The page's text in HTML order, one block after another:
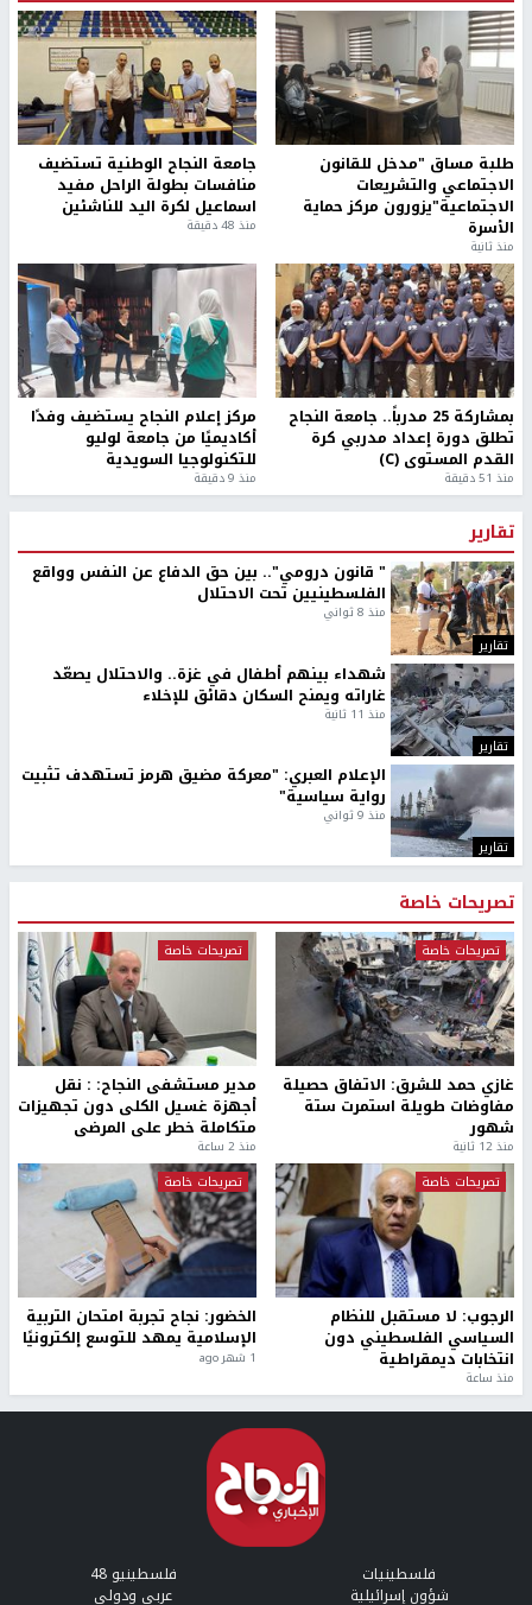
طلبة مساق "مدخل للقانون
الاجتماعي والتشريعات
الاجتماعية"يزورون مركز حماية
الأسرة
منذ ثانية
جامعة النجاح الوطنية تستضيف
منافسات بطولة الراحل مفيد
اسماعيل لكرة اليد للناشئين
منذ 48 دقيقة
بمشاركة 25 مدرباً.. جامعة النجاح
تطلق دورة إعداد مدربي كرة
القدم المستوى (C)
منذ 51 دقيقة
مركز إعلام النجاح يستضيف وفدًا
أكاديميًا من جامعة لوليو
للتكنولوجيا السويدية
منذ 9 دقيقة
تقارير
تقارير
" قانون درومي".. بين حق الدفاع عن النفس وواقع
الفلسطينيين تحت الاحتلال
منذ 8 ثواني
تقارير
شهداء بينهم أطفال في غزة.. والاحتلال يصعّد
غاراته ويمنح السكان دقائق للإخلاء
منذ 11 ثانية
تقارير
الإعلام العبري: "معركة مضيق هرمز تستهدف تثبيت
رواية سياسية"
منذ 9 ثواني
تصريحات خاصة
تصريحات خاصة
غازي حمد للشرق: الاتفاق حصيلة
مفاوضات طويلة استمرت ستة
شهور
منذ 12 ثانية
تصريحات خاصة
مدير مستشفى النجاح: : نقل
أجهزة غسيل الكلى دون تجهيزات
متكاملة خطر على المرضى
منذ 2 ساعة
تصريحات خاصة
الرجوب: لا مستقبل للنظام
السياسي الفلسطيني دون
انتخابات ديمقراطية
منذ ساعة
تصريحات خاصة
الخضور: نجاح تجربة امتحان التربية
الإسلامية يمهد للتوسع إلكترونيًا
1 شهر ago
فلسطينيات فلسطينيو 48
شؤون إسرائيلية عربي ودولي